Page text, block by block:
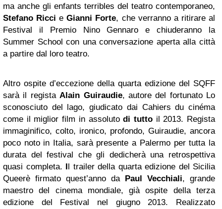
ma anche gli enfants terribles del teatro contemporaneo,
Stefano Riccie Gianni Forte, che verranno a ritirare al
Festival il Premio Nino Gennaro e chiuderanno la
Summer School con una conversazione aperta alla città
a partire dal loro teatro.
Altro ospite d’eccezione della quarta edizione del SQFF
sarà il registaAlain Guiraudie, autore del fortunato Lo
sconosciuto del lago, giudicato dai Cahiers du cinéma
come il miglior film in assolutodi tuttoil 2013. Regista
immaginifico, colto, ironico, profondo, Guiraudie, ancora
poco noto in Italia, sarà presente a Palermo per tutta la
durata del festival che gli dedicherà una retrospettiva
quasi completa.
l trailer della quarta edizione del Sicilia
Queerè firmato quest’anno daPaul Vecchiali, grande
maestro del cinema mondiale, già ospite della terza
edizione del Festival nel giugno 2013. Realizzato